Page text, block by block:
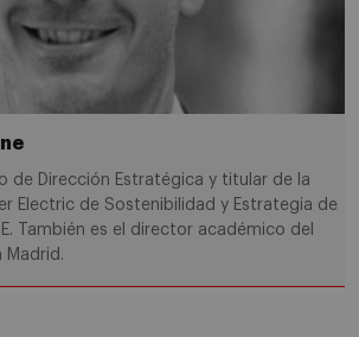
de Dirección Estratégica y titular de la
Electric de Sostenibilidad y Estrategia de
También es el director académico del
Madrid.